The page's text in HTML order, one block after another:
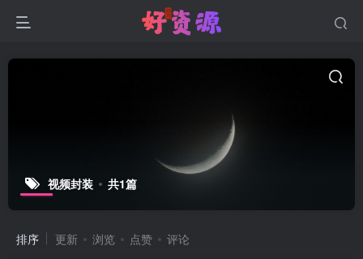
视频封装 共1篇
排序 更新 浏览 点赞 评论